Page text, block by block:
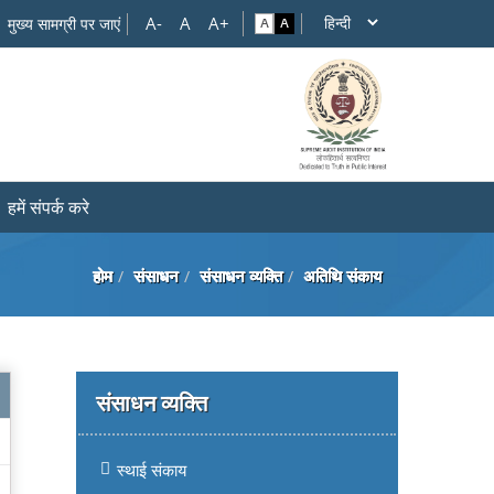
मुख्य सामग्री पर जाएं
हमें संपर्क करे
होम संसाधन संसाधन व्यक्ति अतिथि संकाय
संसाधन व्यक्ति
स्थाई संकाय